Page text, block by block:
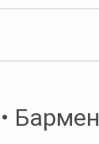
Бармен